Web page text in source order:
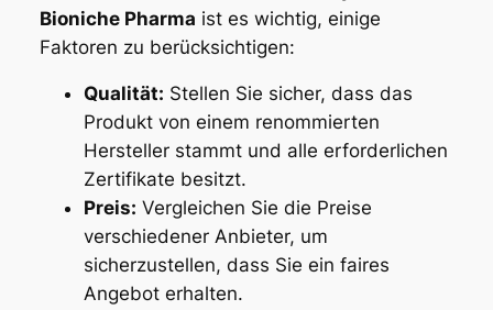
Bioniche Pharma ist es wichtig, einige
Faktoren zu berücksichtigen:
Qualität: Stellen Sie sicher, dass das
Produkt von einem renommierten
Hersteller stammt und alle erforderlichen
Zertifikate besitzt.
Preis: Vergleichen Sie die Preise
verschiedener Anbieter, um
sicherzustellen, dass Sie ein faires
Angebot erhalten.